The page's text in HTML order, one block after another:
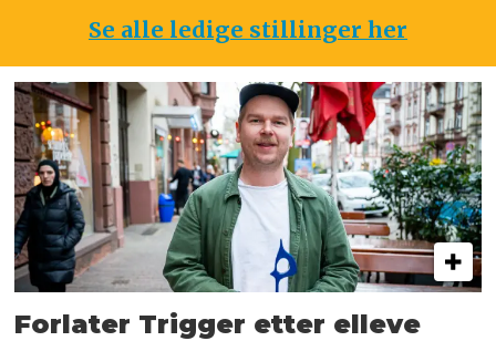
Se alle ledige stillinger her
Forlater Trigger etter elleve